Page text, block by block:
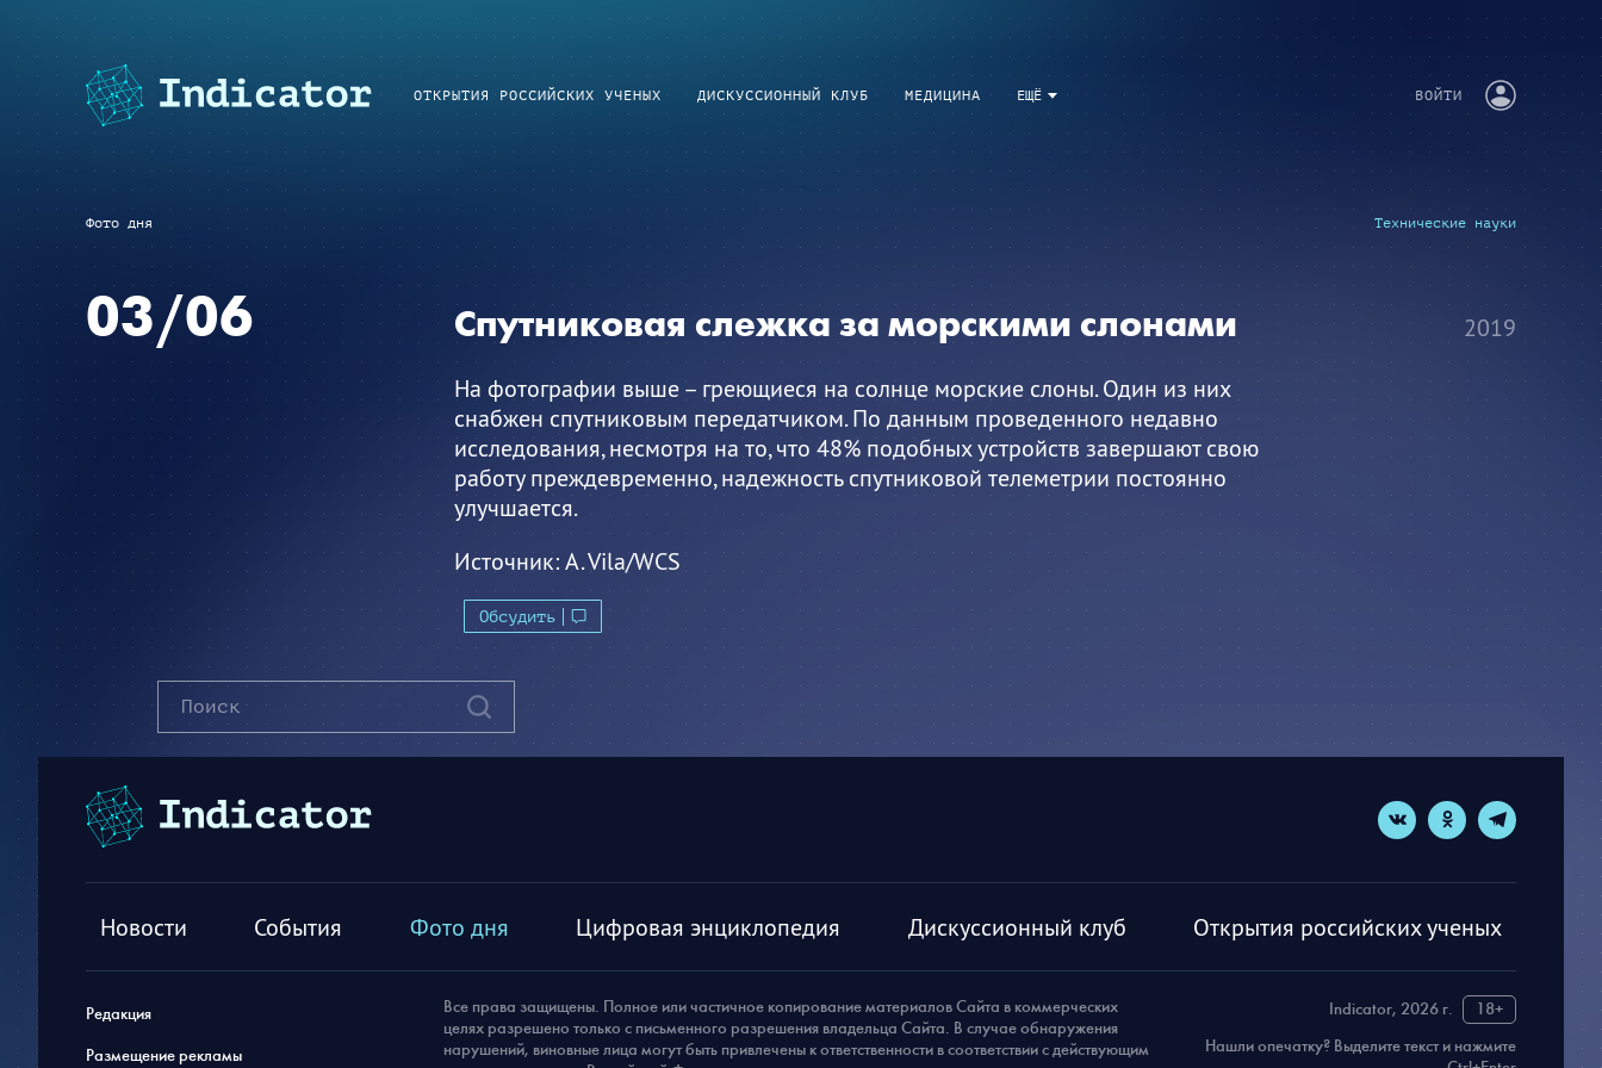
ЕЩЁ
ОТКРЫТИЯ РОССИЙСКИХ УЧЕНЫХ ДИСКУССИОННЫЙ КЛУБ МЕДИЦИНА ВОЙТИ
Фото дня Технические науки
03/06 Спутниковая слежка за морскими слонами
На фотографии выше – греющиеся на солнце морские слоны. Один из них
снабжен спутниковым передатчиком. По данным проведенного недавно
исследования, несмотря на то, что 48% подобных устройств завершают свою
работу преждевременно, надежность спутниковой телеметрии постоянно
улучшается.
Источник: A. Vila/WCS
Обсудить
2019
Новости События Фото дня Цифровая энциклопедия Дискуссионный клуб Открытия российских ученых
Редакция
Размещение рекламы
Indicator, 2026 г.
18+
Нашли опечатку? Выделите текст и нажмите
Все права защищены. Полное или частичное копирование материалов Сайта в коммерческих
целях разрешено только с письменного разрешения владельца Сайта. В случае обнаружения
нарушений, виновные лица могут быть привлечены к ответственности в соответствии с действующим